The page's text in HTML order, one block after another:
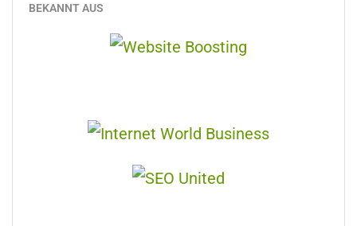
BEKANNT AUS